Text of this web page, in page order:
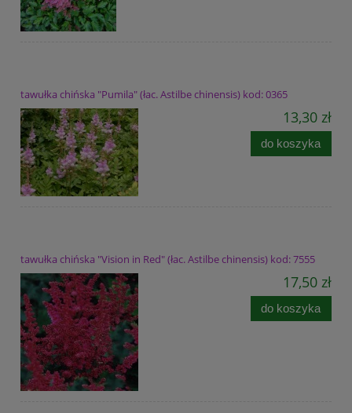
tawułka chińska "Pumila" (łac. Astilbe chinensis) kod: 0365
13,30 zł
do koszyka
tawułka chińska "Vision in Red" (łac. Astilbe chinensis) kod: 7555
17,50 zł
do koszyka